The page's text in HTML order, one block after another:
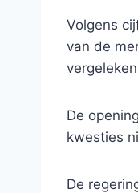
Volgens
van de
De
kwesties
De